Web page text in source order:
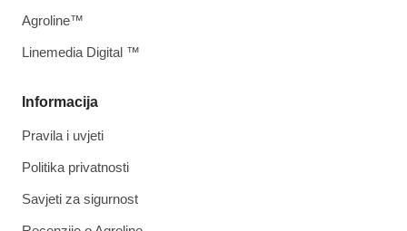
Informacija
Pravila i uvjeti
Politika privatnosti
Savjeti za sigurnost
Agroline™
Linemedia Digital ™